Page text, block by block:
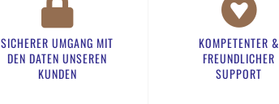
SICHERER UMGANG MIT
DEN DATEN UNSEREN
KUNDEN​
KOMPETENTER &
FREUNDLICHER
SUPPORT​